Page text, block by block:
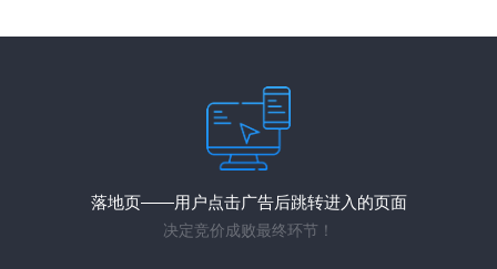
落地页——用户点击广告后跳转进入的页面
决定竞价成败最终环节！